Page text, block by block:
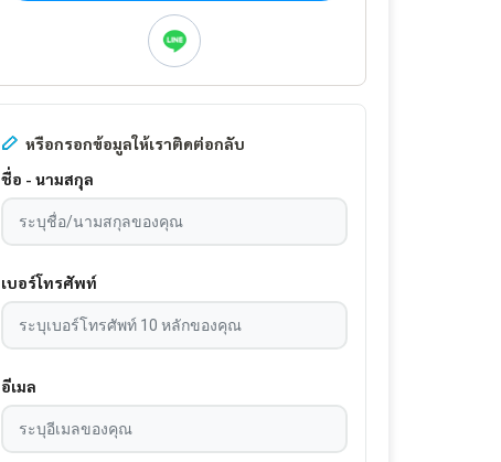
หรือกรอกข้อมูลให้เราติดต่อกลับ
ชื่อ - นามสกุล
เบอร์โทรศัพท์
อีเมล